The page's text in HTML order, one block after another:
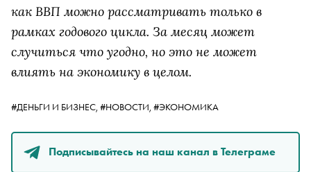
как ВВП можно рассматривать только в
рамках годового цикла. За месяц может
случиться что угодно, но это не может
влиять на экономику в целом.
#ДЕНЬГИ И БИЗНЕС, #НОВОСТИ, #ЭКОНОМИКА
Подписывайтесь на наш канал в Телеграме